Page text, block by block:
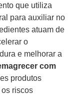
que utiliza
para auxiliar no
atuam de
o
e melhorar a
com
produtos
riscos